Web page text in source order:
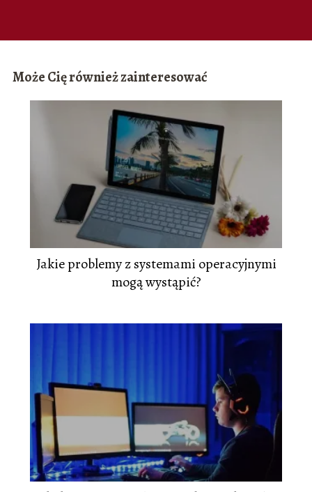
Może Cię również zainteresować
Jakie problemy z systemami operacyjnymi
mogą wystąpić?